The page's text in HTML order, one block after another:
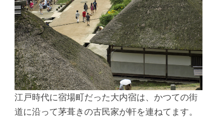
江戸時代に宿場町だった大内宿は、かつての街
道に沿って茅葺きの古民家が軒を連ねてます。